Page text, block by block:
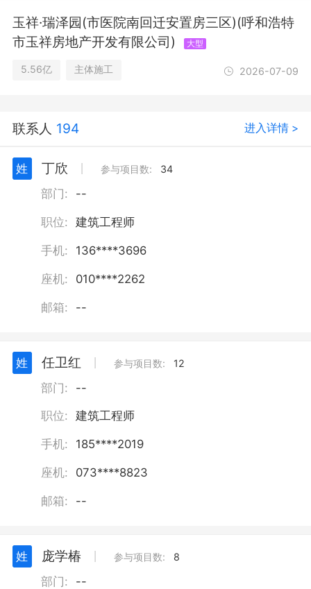
玉祥·瑞泽园(市医院南回迁安置房三区)(呼和浩特
市玉祥房地产开发有限公司)
大型
5.56亿 主体施工 2026-07-09
联系人 194 进入详情 >
姓 丁欣 参与项目数: 34
部门: --
职位: 建筑工程师
手机: 136****3696
座机: 010****2262
邮箱: --
姓 任卫红 参与项目数: 12
部门: --
职位: 建筑工程师
手机: 185****2019
座机: 073****8823
邮箱: --
姓 庞学椿 参与项目数: 8
部门: --